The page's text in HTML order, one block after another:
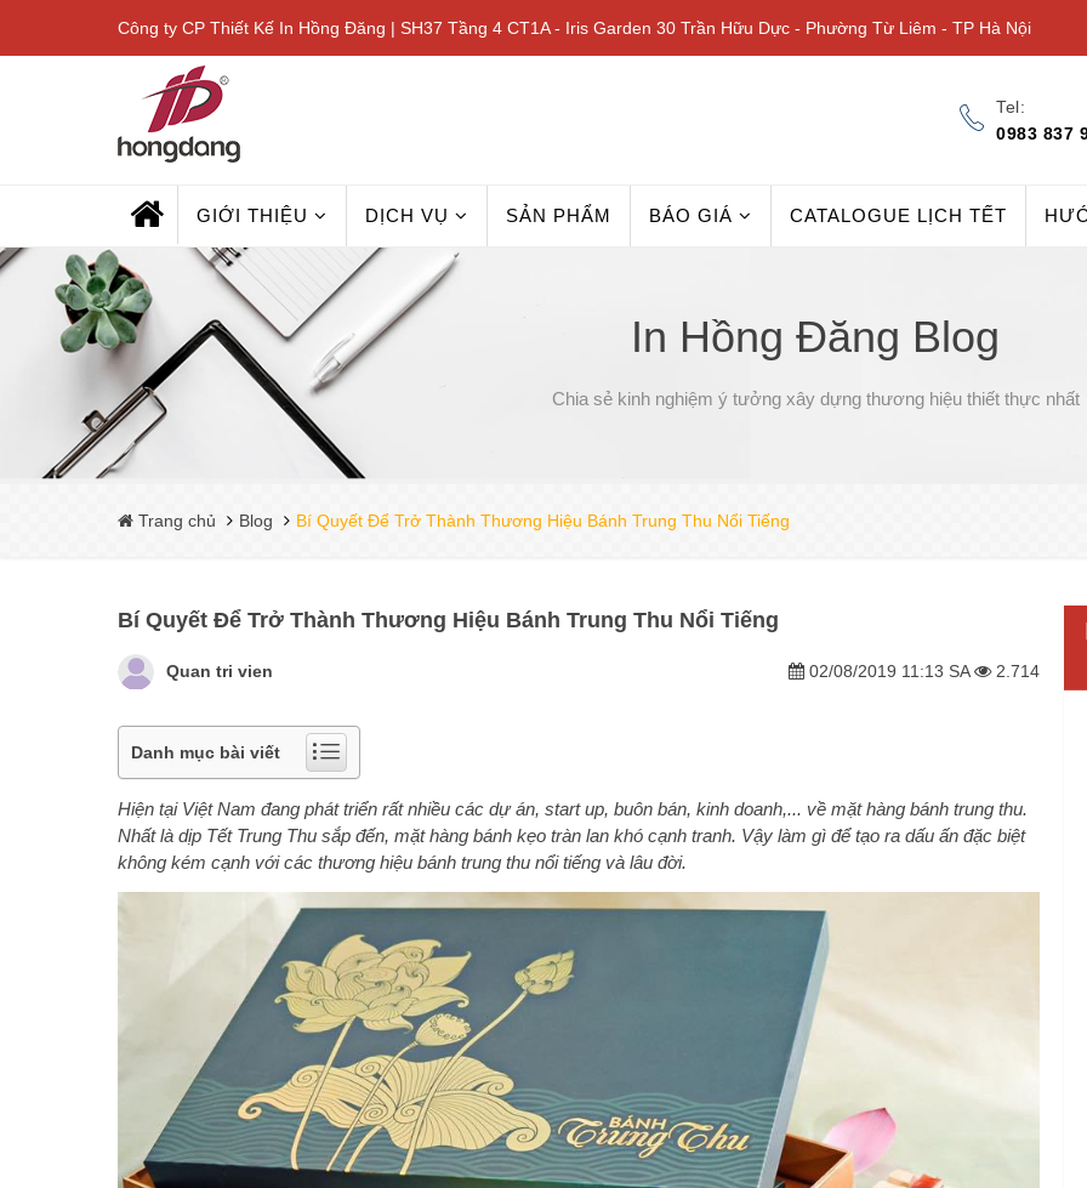
Công ty CP Thiết Kế In Hồng Đăng | SH37 Tầng 4 CT1A - Iris Garden 30 Trần Hữu Dực - Phường Từ Liêm - TP Hà Nội
Tel:
0983 837
GIỚI THIỆU DỊCH VỤ SẢN PHẨM BÁO GIÁ CATALOGUE LỊCH TẾT
In Hồng Đăng Blog
Chia sẻ kinh nghiệm ý tưởng xây dựng thương hiệu thiết thực nhất
Trang chủ Blog Bí Quyết Để Trở Thành Thương Hiệu Bánh Trung Thu Nổi Tiếng
Bí Quyết Để Trở Thành Thương Hiệu Bánh Trung Thu Nổi Tiếng
Quan tri vien 02/08/2019 11:13 SA 2.714
Danh mục bài viết
Hiện tại Việt Nam đang phát triển rất nhiều các dự án, start up, buôn bán, kinh doanh,... về mặt hàng bánh trung thu.
Nhất là dịp Tết Trung Thu sắp đến, mặt hàng bánh kẹo tràn lan khó cạnh tranh. Vậy làm gì để tạo ra dấu ấn đặc biệt
không kém cạnh với các thương hiệu bánh trung thu nổi tiếng và lâu đời.